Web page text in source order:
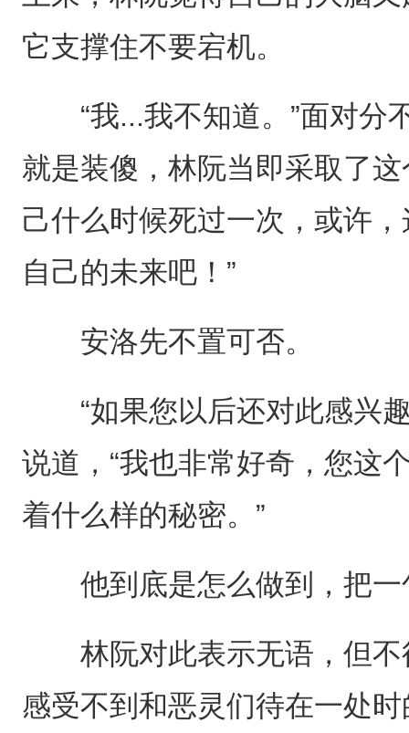
它支撑住不要宕机。
“我...我不知道。”面对分
就是装傻，林阮当即采取了
己什么时候死过一次，或许
自己的未来吧！”
安洛先不置可否。
“如果您以后还对此感兴趣
说道，“我也非常好奇，您这
着什么样的秘密。”
他到底是怎么做到，把一
林阮对此表示无语，但不
感受不到和恶灵们待在一处